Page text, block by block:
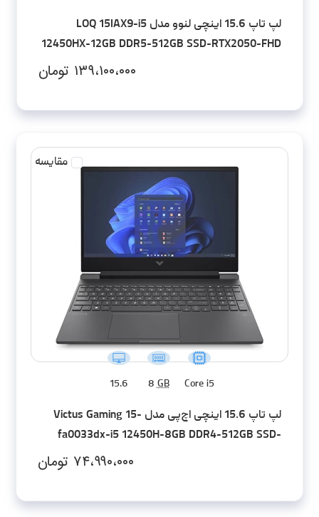
لپ تاپ 15.6 اینچی لنوو مدل LOQ 15IAX9-i5
12450HX-12GB DDR5-512GB SSD-RTX2050-FHD
۱۳۹،۱۰۰،۰۰۰ تومان
مقایسه
Core i5
8GB
15.6
لپ تاپ 15.6 اینچی اچ‌پی مدل Victus Gaming 15-
fa0033dx-i5 12450H-8GB DDR4-512GB SSD-
۷۴،۹۹۰،۰۰۰ تومان